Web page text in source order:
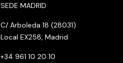
SEDE MADRID
C/ Arboleda 18 (28031)
Local EX258, Madrid
+34 961 10 20 10